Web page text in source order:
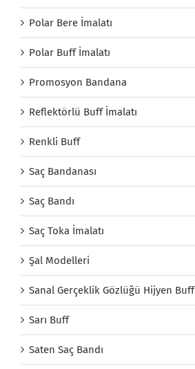
Polar Bere İmalatı
Polar Buff İmalatı
Promosyon Bandana
Reflektörlü Buff İmalatı
Renkli Buff
Saç Bandanası
Saç Bandı
Saç Toka İmalatı
Şal Modelleri
Sanal Gerçeklik Gözlüğü Hijyen Buff
Sarı Buff
Saten Saç Bandı